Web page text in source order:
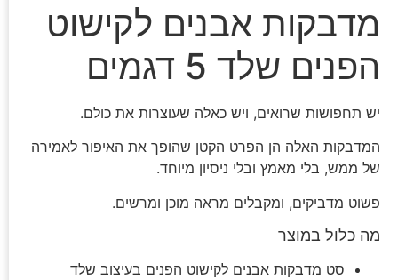
מדבקות אבנים לקישוט
הפנים שלד 5 דגמים
יש תחפושות שרואים, ויש כאלה שעוצרות את כולם.
המדבקות האלה הן הפרט הקטן שהופך את האיפור לאמירה
של ממש, בלי מאמץ ובלי ניסיון מיוחד.
פשוט מדביקים, ומקבלים מראה מוכן ומרשים.
מה כלול במוצר
סט מדבקות אבנים לקישוט הפנים בעיצוב שלד